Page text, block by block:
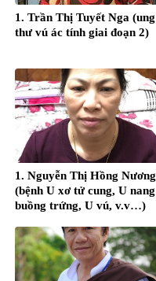
1. Trần Thị Tuyết Nga (ung
thư vú ác tính giai đoạn 2)
1. Nguyễn Thị Hồng Nương
(bệnh U xơ tử cung, U nang
buồng trứng, U vú, v.v…)